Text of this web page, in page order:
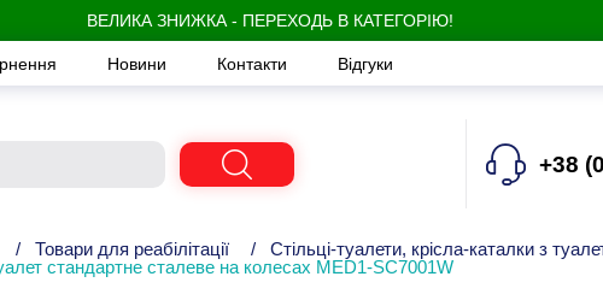
ВЕЛИКА ЗНИЖКА - ПЕРЕХОДЬ В КАТЕГОРІЮ!
Новини Контакти Відгуки
+38
/ Товари для реабілітації / Стільці-туалети, крісла-каталки з
стандартне сталеве на колесах MED1-SC7001W